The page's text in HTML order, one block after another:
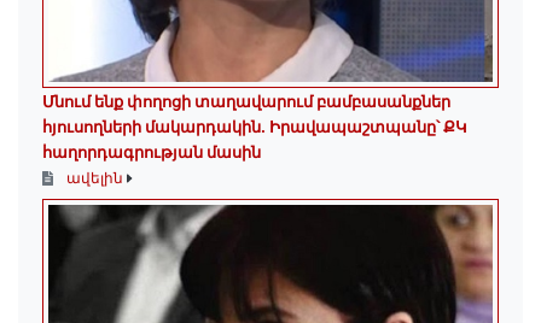
Մնում ենք փողոցի տաղավարում բամբասանքներ
հյուսողների մակարդակին․ Իրավապաշտպանը՝ ՔԿ
հաղորդագրության մասին
ավելին